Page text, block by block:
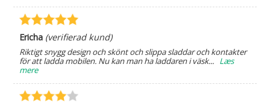
Ericha (verifierad kund)
Riktigt snygg design och skönt och slippa sladdar och kontakter
för att ladda mobilen. Nu kan man ha laddaren i väsk... Læs
mere